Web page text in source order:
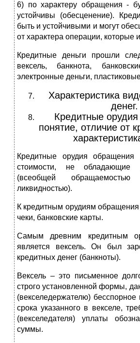
6) по характеру обращения -
устойчивы (обесценение).
быть и устойчивыми и могут
от характера операции, которые
Кредитные деньги прошли
вексель, банкнота,
электронные деньги,
Характеристика
денег.
Кредитные
понятие, отличие от
Кредитные орудия обращения
стоимости, не обладающие
(всеобщей
ликвидностью).
К кредитным орудиям обращения
чеки, банковские карты.
Самым древним кредитным
является вексель. Он был
кредитных денег (банкноты).
Вексель – это письменное
строго установленной формы,
(векселедержателю) бесспорное
срока указанного в векселе,
(векселедателя) уплаты
суммы.